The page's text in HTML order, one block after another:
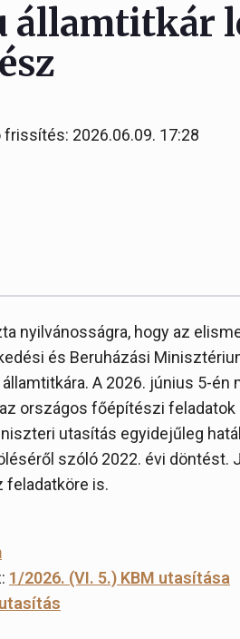
államtitkár
2026.06.09. 17:28
nyilvánosságra, hogy az
és Beruházási
A 2026. június 5-én
országos főépítészi feladatok
utasítás egyidejűleg
szóló 2022. évi döntést.
is.
1/2026. (VI. 5.) KBM utasítása